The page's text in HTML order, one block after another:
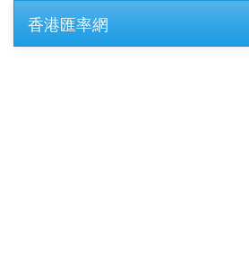
香港匯率網